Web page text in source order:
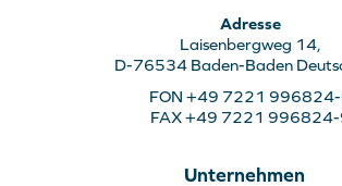
Adresse
Laisenbergweg 14,
D-76534 Baden-Baden
FON +49 7221
FAX +49 7221
Unternehmen